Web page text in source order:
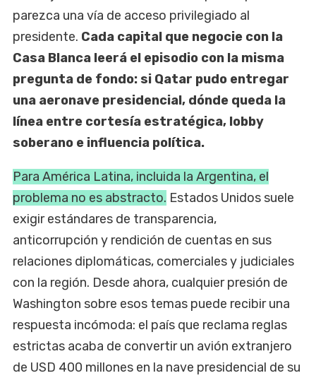
parezca una vía de acceso privilegiado al
presidente. Cada capital que negocie con la
Casa Blanca leerá el episodio con la misma
pregunta de fondo: si Qatar pudo entregar
una aeronave presidencial, dónde queda la
línea entre cortesía estratégica, lobby
soberano e influencia política.
Para América Latina, incluida la Argentina, el
problema no es abstracto. Estados Unidos suele
exigir estándares de transparencia,
anticorrupción y rendición de cuentas en sus
relaciones diplomáticas, comerciales y judiciales
con la región. Desde ahora, cualquier presión de
Washington sobre esos temas puede recibir una
respuesta incómoda: el país que reclama reglas
estrictas acaba de convertir un avión extranjero
de USD 400 millones en la nave presidencial de su